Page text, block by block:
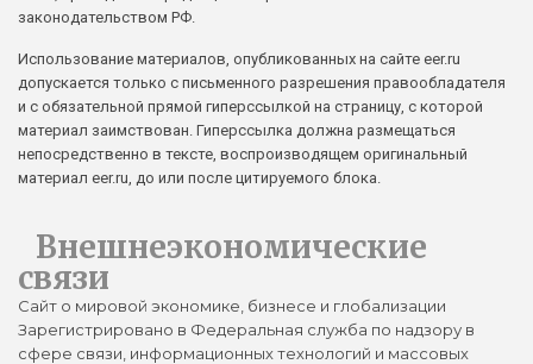
законодательством РФ.
Использование материалов, опубликованных на сайте eer.ru
допускается только с письменного разрешения правообладателя
и с обязательной прямой гиперссылкой на страницу, с которой
материал заимствован. Гиперссылка должна размещаться
непосредственно в тексте, воспроизводящем оригинальный
материал eer.ru, до или после цитируемого блока.
Внешнеэкономические
связи
Сайт о мировой экономике, бизнесе и глобализации
Зарегистрировано в Федеральная служба по надзору в
сфере связи, информационных технологий и массовых